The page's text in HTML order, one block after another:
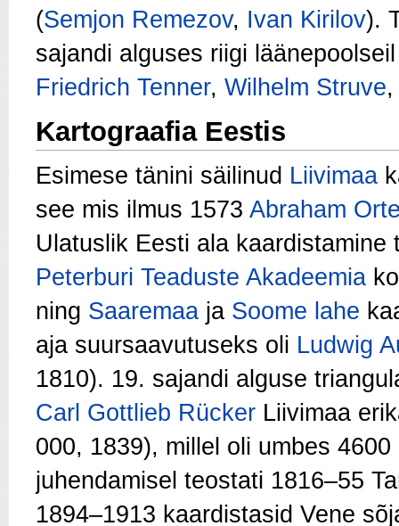
(Semjon Remezov, Ivan Kirilov).
sajandi alguses riigi
Friedrich Tenner, Wilhelm Struve
Kartograafia Eestis
Esimese tänini säilinud Liivimaa
see mis ilmus 1573 Abraham
Ulatuslik Eesti ala kaardistamine
Peterburi Teaduste Akadeemia
ning Saaremaa ja Soome lahe
aja suursaavutuseks oli Ludwig
1810). 19. sajandi alguse
Carl Gottlieb Rücker Liivimaa
000, 1839), millel oli umbes
juhendamisel teostati 1816–55
1894–1913 kaardistasid Vene